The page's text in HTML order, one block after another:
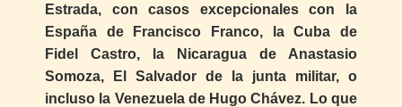
Estrada, con casos excepcionales con la
España de Francisco Franco, la Cuba de
Fidel Castro, la Nicaragua de Anastasio
Somoza, El Salvador de la junta militar, o
incluso la Venezuela de Hugo Chávez. Lo que